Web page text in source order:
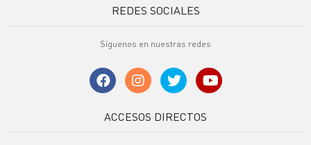
REDES SOCIALES
Síguenos en nuestras redes
ACCESOS DIRECTOS